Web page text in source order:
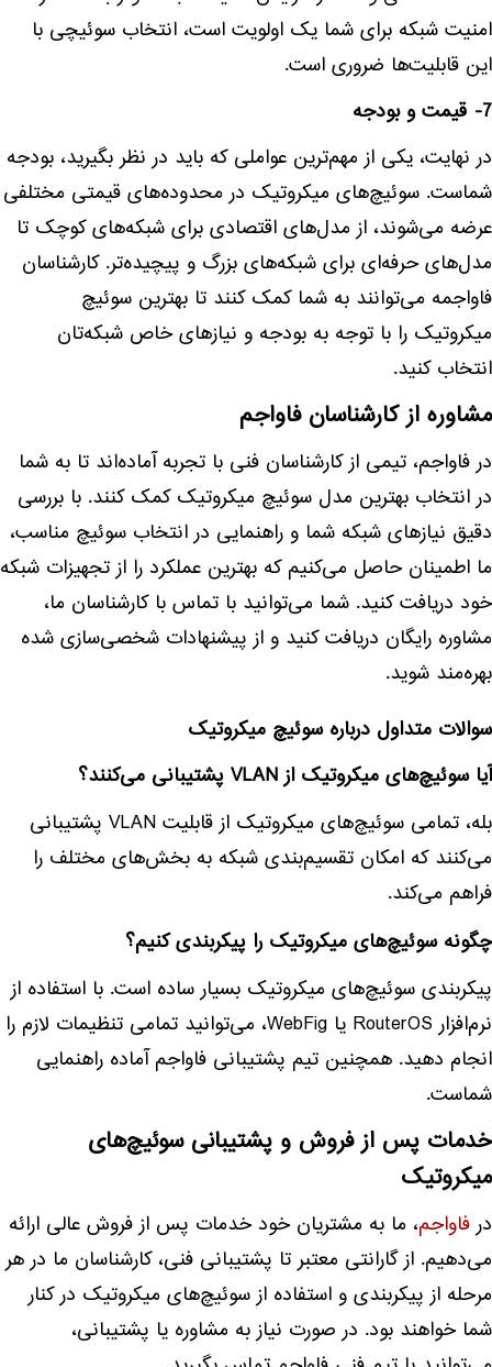
امنیت شبکه برای شما یک اولویت است، انتخاب سوئیچی با
این قابلیت‌ها ضروری است.
7- قیمت و بودجه
در نهایت، یکی از مهم‌ترین عواملی که باید در نظر بگیرید، بودجه
شماست. سوئیچ‌های میکروتیک در محدوده‌های قیمتی مختلفی
عرضه می‌شوند، از مدل‌های اقتصادی برای شبکه‌های کوچک تا
مدل‌های حرفه‌ای برای شبکه‌های بزرگ و پیچیده‌تر. کارشناسان
فاواجمه می‌توانند به شما کمک کنند تا بهترین سوئیچ
میکروتیک را با توجه به بودجه و نیازهای خاص شبکه‌تان
انتخاب کنید.
مشاوره از کارشناسان فاواجم
در فاواجم، تیمی از کارشناسان فنی با تجربه آماده‌اند تا به شما
در انتخاب بهترین مدل سوئیچ میکروتیک کمک کنند. با بررسی
دقیق نیازهای شبکه شما و راهنمایی در انتخاب سوئیچ مناسب،
ما اطمینان حاصل می‌کنیم که بهترین عملکرد را از تجهیزات شبکه
خود دریافت کنید. شما می‌توانید با تماس با کارشناسان ما،
مشاوره رایگان دریافت کنید و از پیشنهادات شخصی‌سازی شده
بهره‌مند شوید.
سوالات متداول درباره سوئیچ میکروتیک
آیا سوئیچ‌های میکروتیک از VLAN پشتیبانی می‌کنند؟
بله، تمامی سوئیچ‌های میکروتیک از قابلیت VLAN پشتیبانی
می‌کنند که امکان تقسیم‌بندی شبکه به بخش‌های مختلف را
فراهم می‌کند.
چگونه سوئیچ‌های میکروتیک را پیکربندی کنیم؟
پیکربندی سوئیچ‌های میکروتیک بسیار ساده است. با استفاده از
نرم‌افزار RouterOS یا WebFig، می‌توانید تمامی تنظیمات لازم را
انجام دهید. همچنین تیم پشتیبانی فاواجم آماده راهنمایی
شماست.
خدمات پس از فروش و پشتیبانی سوئیچ‌های
میکروتیک
درفاواجم، ما به مشتریان خود خدمات پس از فروش عالی ارائه
می‌دهیم. از گارانتی معتبر تا پشتیبانی فنی، کارشناسان ما در هر
مرحله از پیکربندی و استفاده از سوئیچ‌های میکروتیک در کنار
شما خواهند بود. در صورت نیاز به مشاوره یا پشتیبانی،